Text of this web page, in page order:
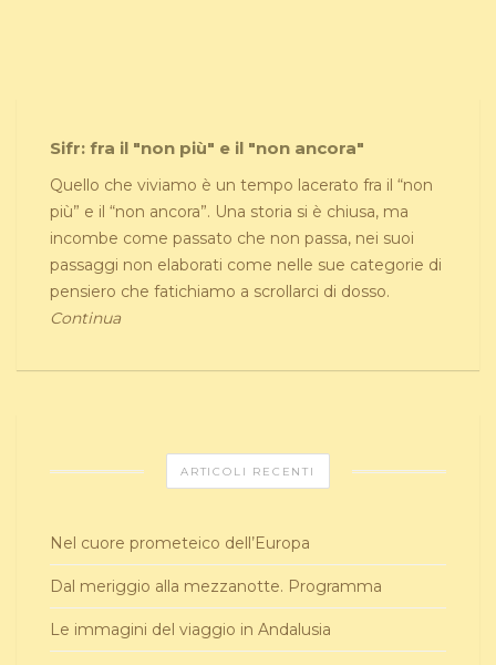
Sifr: fra il "non più" e il "non ancora"
Quello che viviamo è un tempo lacerato fra il “non
più” e il “non ancora”. Una storia si è chiusa, ma
incombe come passato che non passa, nei suoi
passaggi non elaborati come nelle sue categorie di
pensiero che fatichiamo a scrollarci di dosso.
Continua
ARTICOLI RECENTI
Nel cuore prometeico dell’Europa
Dal meriggio alla mezzanotte. Programma
Le immagini del viaggio in Andalusia